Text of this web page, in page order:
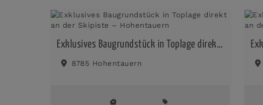
Exklusives Baugrundstück in Toplage direkt an der Skipiste – Hohentauern
8785 Hohentauern